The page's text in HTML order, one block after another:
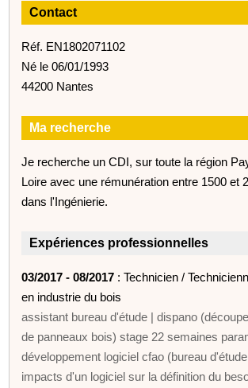
Contact
Réf. EN1802071102
Né le 06/01/1993
44200 Nantes
Ma recherche
Je recherche un CDI, sur toute la région
Loire avec une rémunération entre 1500 et
dans l'Ingénierie.
Expériences professionnelles
03/2017 - 08/2017 : Technicien /
en industrie du bois
assistant bureau d'étude | dispano
de panneaux bois) stage 22 semaines
développement logiciel cfao (bureau
impacts d'un logiciel sur la définition du